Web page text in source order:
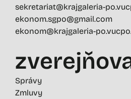
sekretariat@krajgaleria-
ekonom.sgpo@gmail.com
ekonom@krajgaleria-
Správy
Zmluvy